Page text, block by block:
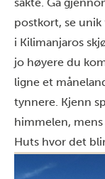
postkort, se
i Kilimanjaros
jo høyere du
ligne et
tynnere. Kjenn
himmelen,
Huts hvor det